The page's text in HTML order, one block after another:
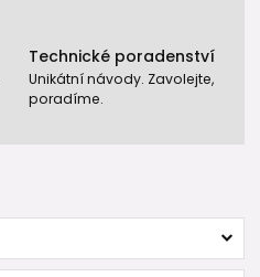
Technické poradenství
Unikátní návody. Zavolejte,
poradíme.